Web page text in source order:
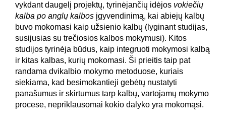
vykdant daugelį projektų, tyrinėjančių idėjos vokiečių
kalba po anglų kalbos įgyvendinimą, kai abiejų kalbų
buvo mokomasi kaip užsienio kalbų (lyginant studijas,
susijusias su trečiosios kalbos mokymusi). Kitos
studijos tyrinėja būdus, kaip integruoti mokymosi kalbą
ir kitas kalbas, kurių mokomasi. Ši prieitis taip pat
randama dvikalbio mokymo metoduose, kuriais
siekiama, kad besimokantieji gebėtų nustatyti
panašumus ir skirtumus tarp kalbų, vartojamų mokymo
procese, nepriklausomai kokio dalyko yra mokomąsi.